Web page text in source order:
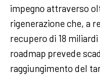
impegno attraverso
rigenerazione che, a
recupero di 18 miliardi
roadmap prevede
raggiungimento del